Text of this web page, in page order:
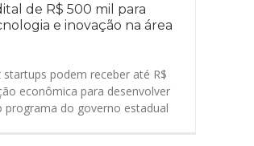
de R$ 500 mil para
e inovação na área
startups podem receber até R$
econômica para desenvolver
do governo estadual